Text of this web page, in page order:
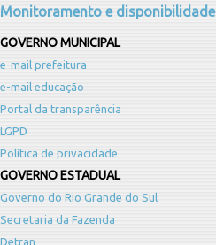
Monitoramento e disponibilidade
GOVERNO MUNICIPAL
e-mail prefeitura
e-mail educação
Portal da transparência
LGPD
Política de privacidade
GOVERNO ESTADUAL
Governo do Rio Grande do Sul
Secretaria da Fazenda
Detran